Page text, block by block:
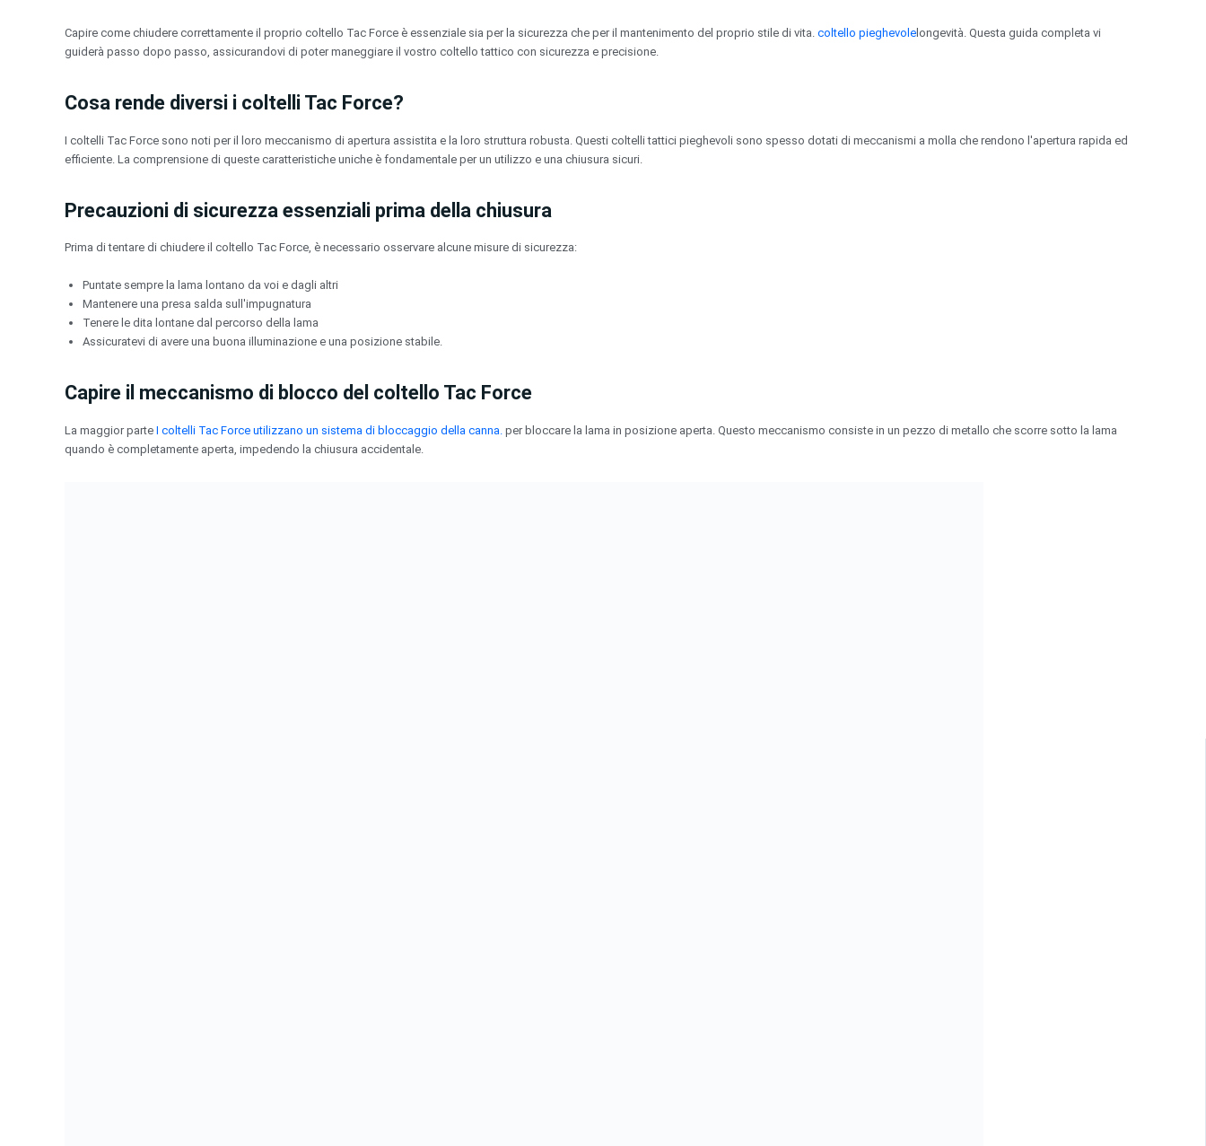
Capire come chiudere correttamente il proprio coltello Tac Force è essenziale sia per la sicurezza che per il mantenimento del proprio stile di vita. coltello pieghevole longevità. Questa guida completa vi
guiderà passo dopo passo, assicurandovi di poter maneggiare il vostro coltello tattico con sicurezza e precisione.
Cosa rende diversi i coltelli Tac Force?
I coltelli Tac Force sono noti per il loro meccanismo di apertura assistita e la loro struttura robusta. Questi coltelli tattici pieghevoli sono spesso dotati di meccanismi a molla che rendono l'apertura rapida ed
efficiente. La comprensione di queste caratteristiche uniche è fondamentale per un utilizzo e una chiusura sicuri.
Precauzioni di sicurezza essenziali prima della chiusura
Prima di tentare di chiudere il coltello Tac Force, è necessario osservare alcune misure di sicurezza:
Puntate sempre la lama lontano da voi e dagli altri
Mantenere una presa salda sull'impugnatura
Tenere le dita lontane dal percorso della lama
Assicuratevi di avere una buona illuminazione e una posizione stabile.
Capire il meccanismo di blocco del coltello Tac Force
La maggior parte I coltelli Tac Force utilizzano un sistema di bloccaggio della canna. per bloccare la lama in posizione aperta. Questo meccanismo consiste in un pezzo di metallo che scorre sotto la lama
quando è completamente aperta, impedendo la chiusura accidentale.